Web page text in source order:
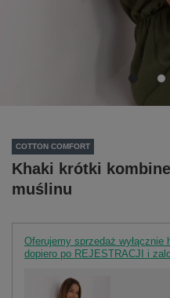
COTTON COMFORT
Khaki krótki
muślinu
Oferujemy sprzedaż wyłącznie
dopiero po REJESTRACJI i